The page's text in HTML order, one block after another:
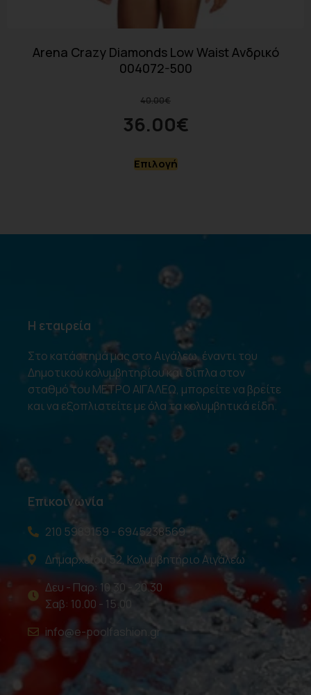
Arena Crazy Diamonds Low Waist Aνδρικό
004072-500
40.00€
36.00€
Επιλογή
Η εταιρεία
Στο κατάστημά μας στο Αιγάλεω, έναντι του
Δημοτικού κολυμβητηρίου και δίπλα στον
σταθμό του ΜΕΤΡΟ ΑΙΓΑΛΕΩ, μπορείτε να βρείτε
και να εξοπλιστείτε με όλα τα κολυμβητικά είδη.
Επικοινωνία
210 5989159 - 6945238569
Δημαρχείου 52, Κολυμβητήριο Αιγάλεω
Δευ - Παρ: 10.30 - 20.30
Σαβ: 10.00 - 15.00
info@e-poolfashion.gr